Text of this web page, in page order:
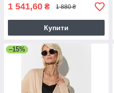
1 541,60 ₴ 1 880 ₴
Купити
–15%